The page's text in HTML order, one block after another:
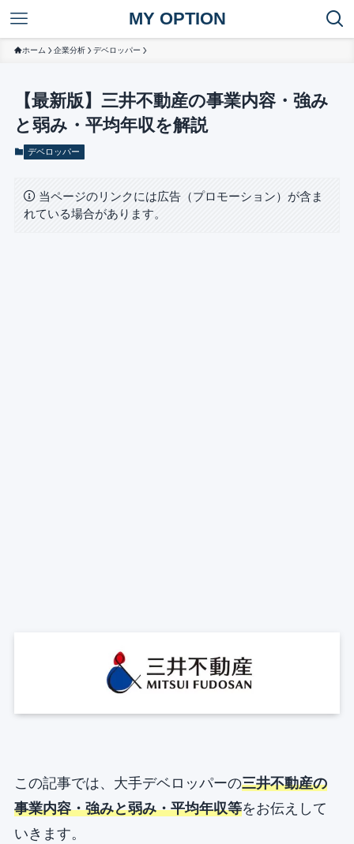
MY OPTION
ホーム 企業分析 デベロッパー
【最新版】三井不動産の事業内容・強み
と弱み・平均年収を解説
デベロッパー
当ページのリンクには広告（プロモーション）が含ま
れている場合があります。
この記事では、大手デベロッパーの三井不動産の
事業内容・強みと弱み・平均年収等をお伝えして
いきます。